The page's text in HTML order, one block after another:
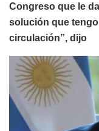
Congreso que le
solución que
circulación”, dijo